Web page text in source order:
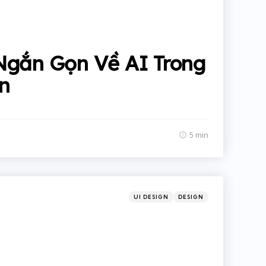
Gọn Về AI Trong
5 min
Categories
Posted
UI DESIGN DESIGN